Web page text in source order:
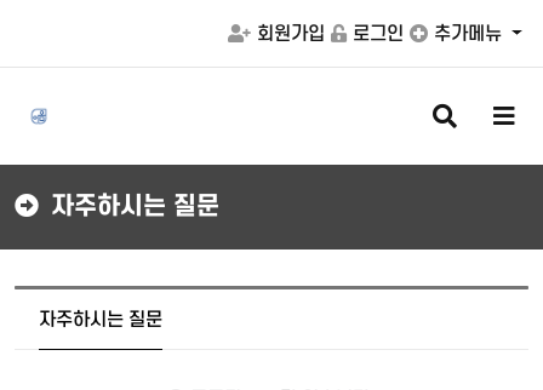
회원가입 로그인 추가메뉴
검
색
버
메
버
자주하시는 질문
자주하시는 질문